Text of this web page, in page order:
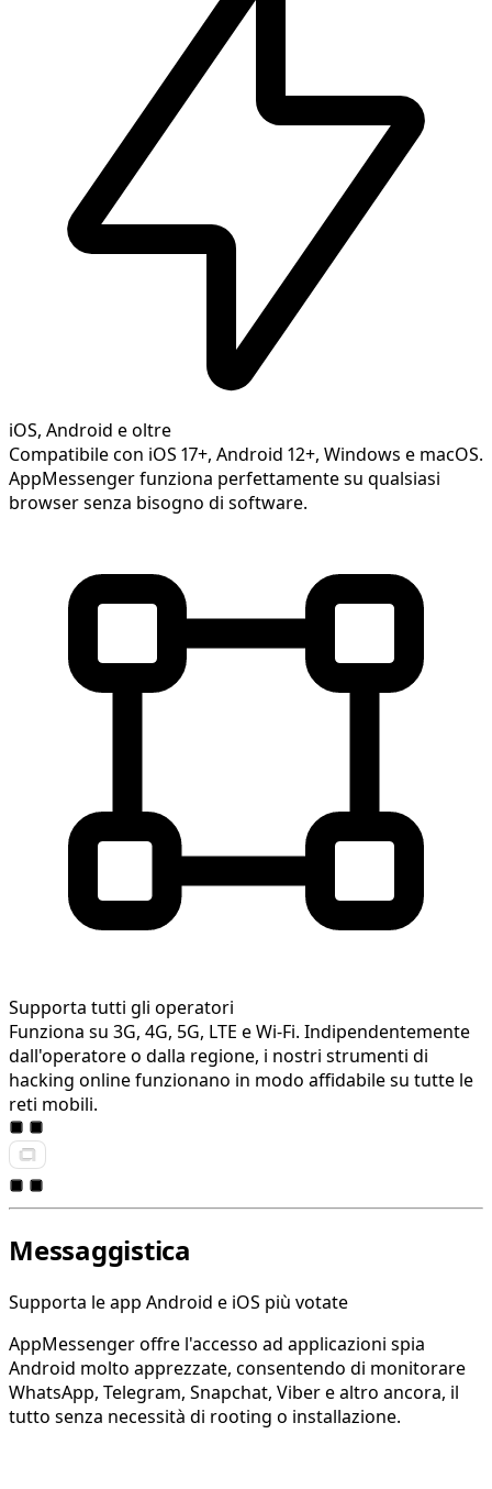
iOS, Android e oltre
Compatibile con iOS 17+, Android 12+, Windows e macOS.
AppMessenger funziona perfettamente su qualsiasi
browser senza bisogno di software.
Supporta tutti gli operatori
Funziona su 3G, 4G, 5G, LTE e Wi-Fi. Indipendentemente
dall'operatore o dalla regione, i nostri strumenti di
hacking online funzionano in modo affidabile su tutte le
reti mobili.
Messaggistica
Supporta le app Android e iOS più votate
AppMessenger offre l'accesso ad applicazioni spia
Android molto apprezzate, consentendo di monitorare
WhatsApp, Telegram, Snapchat, Viber e altro ancora, il
tutto senza necessità di rooting o installazione.